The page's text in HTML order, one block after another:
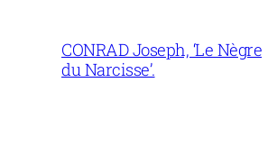
CONRAD Joseph, ‘Le Nègre
du Narcisse’.